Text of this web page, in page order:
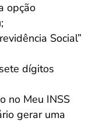
opção
Social”
dígitos
no Meu INSS
gerar uma